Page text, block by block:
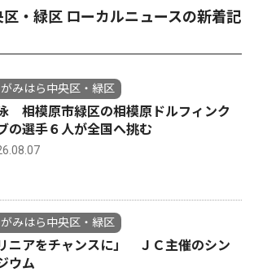
・緑区 ローカルニュースの新着記
がみはら中央区・緑区
相模原市緑区の相模原ドルフィンク
の選手６人が全国へ挑む
がみはら中央区・緑区
リニアをチャンスに」 ＪＣ主催のシン
ウム